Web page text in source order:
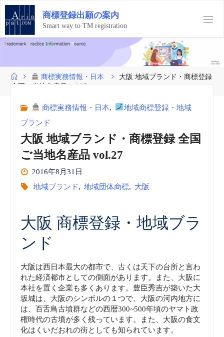
コ
テ
ン
ツ
ス
商標登録出願の案内
Smart way to TM registration
ホ
ー
商標実務情報・日本
大阪 地域ブランド・商標登録
全国ご当地名産品 vol.27
商標実務情報・日本,
地域商標登録・地域
ブランド
大阪 地域ブランド・商標登録 全国
ご当地名産品 vol.27
2016年8月31日
地域ブランド, 地域団体商標, 大阪
大阪 商標登録・地域ブラ
ンド
大阪は西日本最大の都市で、古くは天下の台所と言わ
れた経済都市としての側面があります。また、大阪に
本社を置く企業も多くあります。豊臣秀吉が築いた大
坂城は、大阪のシンボルの１つで、大阪の河内地方に
は、百舌鳥古墳群などの西暦300~500年頃のヤマト政
権時代の古墳が多く残っています。また、大阪の食文
化はくいだおれの街としても知られています。